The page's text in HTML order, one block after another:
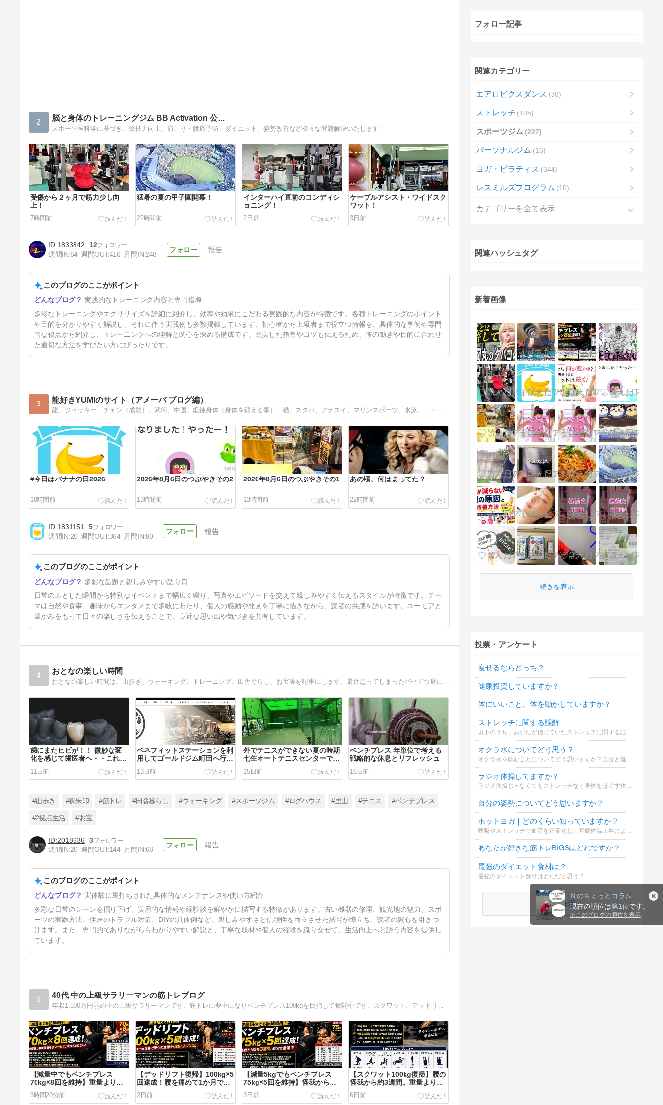
Ｎのちょっとコラム
現在の順位は第1位です。
≫ このブログの順位を表示
2 脳と身体のトレーニングジム BB Activation 公…
スポーツ医科学に基づき、競技力向上、肩こり・腰痛予防、ダイエット、姿勢改善など様々な問題解決いたします！
受傷から２ヶ月で筋力少し向
上！
7時間前
猛暑の夏の甲子園開幕！
22時間前
インターハイ直前のコンディシ
ョニング！
2日前
ケーブルアシスト・ワイドスク
ワット！
3日前
熱中症予防に経口補水液は
NG！
4日前
1833842
12
週間IN:64 週間OUT:416 月間IN:248
報告
このブログのここがポイント
実践的なトレーニング内容と専門指導
多彩なトレーニングやエクササイズを詳細に紹介し、効率や効果にこだわる実践的な内容が特徴です。各種トレーニングのポイント
や目的を分かりやすく解説し、それに伴う実践例も多数掲載しています。初心者から上級者まで役立つ情報を、具体的な事例や専門
的な視点から紹介し、トレーニングへの理解と関心を深める構成です。充実した指導やコツも伝えるため、体の動きや目的に合わせ
た適切な方法を学びたい方にぴったりです。
3 龍好きYUMIのサイト（アメーバ ブログ編）
#今日はバナナの日2026
10時間前
2026年8月6日のつぶやきその2
13時間前
2026年8月6日のつぶやきその1
13時間前
あの頃、何はまってた？
22時間前
コージーコーナー『ジャンボシ
ュークリーム カルピス』～～
32時間前
1831151
5
週間IN:20 週間OUT:364 月間IN:80
報告
このブログのここがポイント
多彩な話題と親しみやすい語り口
日常のふとした瞬間から特別なイベントまで幅広く綴り、写真やエピソードを交えて親しみやすく伝えるスタイルが特徴です。テー
マは自然や食事、趣味からエンタメまで多岐にわたり、個人の感動や発見を丁寧に描きながら、読者の共感を誘います。ユーモアと
温かみをもって日々の楽しさを伝えることで、身近な思い出や気づきを共有しています。
4 おとなの楽しい時間
おとなの楽しい時間は、山歩き、ウォーキング、トレーニング、田舎ぐらし、お宝等を記事にします。最近患ってしまったバセドウ病についても報告します。
歯にまたヒビが！！ 微妙な変
化を感じて歯医者へ・・これっ
11日前
ベネフィットステーションを利
用してゴールドジム町田へ行っ
13日前
外でテニスができない夏の時期
七生オートテニスセンターでフ
15日前
ベンチプレス 年単位で考える
戦略的な休息とリフレッシュ
16日前
一般プレイヤーが利用できるテ
ニスコートに種類と使いやすさ
#山歩き #御朱印 #筋トレ #田舎暮らし #ウォーキング #スポーツジム #ログハウス #里山 #テニス #ベンチプレス
#2拠点生活 #お宝
2018636
3
週間IN:20 週間OUT:144 月間IN:68
報告
このブログのここがポイント
実体験に裏打ちされた具体的なメンテナンスや使い方紹介
多彩な日常のシーンを掘り下げ、実用的な情報や経験談を鮮やかに描写する特徴があります。古い機器の修理、観光地の魅力、スポ
ーツの実践方法、住居のトラブル対策、DIYの具体例など、親しみやすさと信頼性を両立させた描写が際立ち、読者の関心を引きつ
けます。また、専門的でありながらもわかりやすい解説と、丁寧な取材や個人の経験を織り交ぜて、生活向上へと誘う内容を提供し
ています。
5 40代 中の上級サラリーマンの筋トレブログ
【減量中でもベンチプレス
70kg×8回を維持】重量よりも
継続！高重量日と中重量日を使
い分ける胸トレ戦略
3時間20分前
【デッドリフト復帰】100kg×5
回達成！腰を痛めて1か月で気
づいた「下ろし方」が怪我防止
の鍵だった
2日前
【減量5kgでもベンチプレス
75kg×5回を維持】怪我から復
帰3週間で見えた「筋力維持」
と「フォーム改善」の重要性
3日前
【スクワット100kg復帰】腰の
怪我から約3週間。重量よりフ
ォームを優先した脚トレで見え
た本当の成長【2026年8月1
6日前
フォロー記事
関連カテゴリー
エアロビクスダンス 38
ストレッチ 105
スポーツジム 227
パーソナルジム 16
ヨガ・ピラティス 344
レスミルズプログラム 10
カテゴリーを全て表示
関連ハッシュタグ
新着画像
続きを表示
投票・アンケート
痩せるならどっち？
健康投資していますか？
体にいいこと、体を動かしていますか？
ストレッチに関する誤解
以下のうち、あなたが信じていたストレッチに関する誤解は？
オクラ水についてどう思う？
ラジオ体操してますか？
ラジオ体操じゃなくてもストレッチなど身体をほぐす体操をしてますか？
自分の姿勢についてどう思いますか？
ホットヨガ｜どのくらい知っていますか？
呼吸やストレッチで血流を正常化し、基礎体温上昇による免疫力アップからダイエット、大量発汗によるデトックス、美肌、便秘の改善が期待できると言われるホットヨガのことをどのくらいの方が知っているでしょうか？
あなたが好きな筋トレBIG3はどれですか？
最強のダイエット食材は？
最強のダイエット食材はどれだと思う？
続きを表示